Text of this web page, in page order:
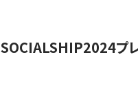
SOCIALSHIP2024プ